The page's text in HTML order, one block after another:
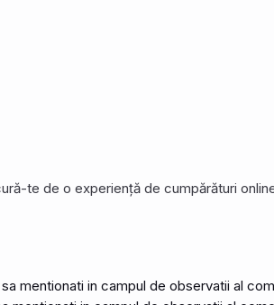
te de o experiență de cumpărături
mentionati in campul de observatii al